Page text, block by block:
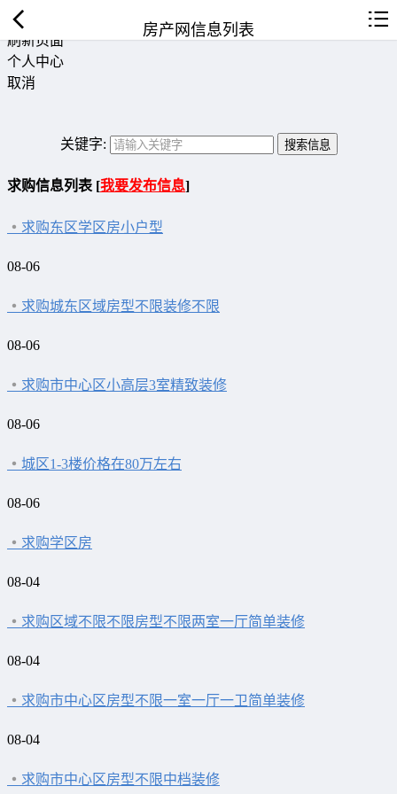
返回首页
刷新页面
个人中心
取消
房产网信息列表
关键字:
求购信息列表 [我要发布信息]
求购东区学区房小户型
08-06
求购城东区域房型不限装修不限
08-06
求购市中心区小高层3室精致装修
08-06
城区1-3楼价格在80万左右
08-06
求购学区房
08-04
求购区域不限不限房型不限两室一厅简单装修
08-04
求购市中心区房型不限一室一厅一卫简单装修
08-04
求购市中心区房型不限中档装修